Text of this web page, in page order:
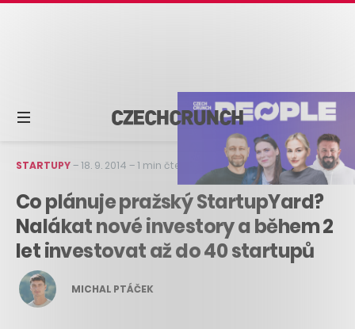
STARTUPY–18. 9. 2014 –1 min čtení
Co plánuje pražský StartupYard?
Nalákat nové investory a během 2
let investovat až do 40 startupů
MICHAL PTÁČEK